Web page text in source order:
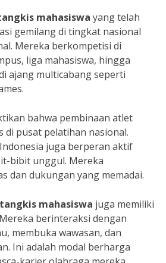
mahasiswa yang telah
gemilang di tingkat nasional
Mereka berkompetisi di
liga mahasiswa, hingga
ajang multicabang seperti
bahwa pembinaan atlet
di pusat pelatihan nasional.
juga berperan aktif
bibit unggul. Mereka
dan dukungan yang memadai.
mahasiswa juga memiliki
berinteraksi dengan
membuka wawasan, dan
Ini adalah modal berharga